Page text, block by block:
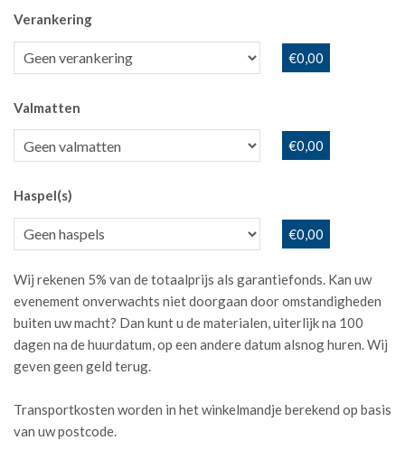
Verankering
€0,00
Valmatten
€0,00
Haspel(s)
€0,00
Wij rekenen 5% van de totaalprijs als garantiefonds. Kan uw
evenement onverwachts niet doorgaan door omstandigheden
buiten uw macht? Dan kunt u de materialen, uiterlijk na 100
dagen na de huurdatum, op een andere datum alsnog huren. Wij
geven geen geld terug.
Transportkosten worden in het winkelmandje berekend op basis
van uw postcode.